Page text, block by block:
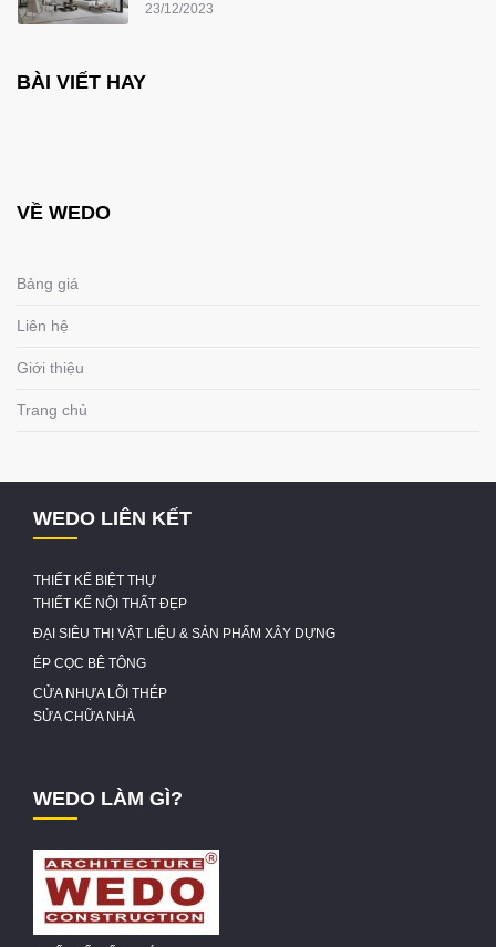
23/12/2023
BÀI VIẾT HAY
VỀ WEDO
Bảng giá
Liên hệ
Giới thiệu
Trang chủ
WEDO LIÊN KẾT
THIẾT KẾ BIỆT THỰ
THIẾT KẾ NỘI THẤT ĐẸP
ĐẠI SIÊU THỊ VẬT LIỆU & SẢN PHẨM XÂY DỰNG
ÉP CỌC BÊ TÔNG
CỬA NHỰA LÕI THÉP
SỬA CHỮA NHÀ
WEDO LÀM GÌ?